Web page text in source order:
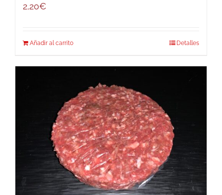
2,20€
Añadir al carrito Detalles